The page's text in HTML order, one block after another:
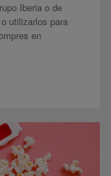
Iberia o de
utilizarlos para
en